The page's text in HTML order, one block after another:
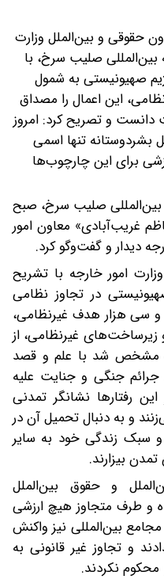
حقوقی و بین‌الملل وزارت
بین‌المللی صلیب سرخ، با
صهیونیستی به شمول
این اعمال را مصداق
و تصریح کرد: امروز
بشردوستانه تنها اسمی
برای این چارچوب‌ها
بین‌المللی صلیب سرخ، صبح
با «کاظم غریب‌آبادی» معاون امور
دیدار و گفت‌وگو کرد.
امور خارجه با تشریح
در تجاوز نظامی
و سی هزار هدف غیرنظامی،
غیرنظامی، از
مشخص شد با علم و قصد
جرائم جنگی و جنایت علیه
رفتارها نشانگر تمدنی
و به دنبال تحمیل آن در
سبک زندگی خود به سایر
بیزارند.
و حقوق بین‌الملل
و طرف متجاوز هیچ ارزشی
بین‌المللی نیز واکنش
و تجاوز غیر قانونی به
محکوم نکردند.